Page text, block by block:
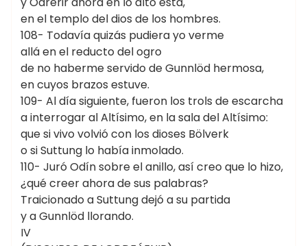
en el templo del dios de los hombres.
108- Todavía quizás pudiera yo verme
allá en el reducto del ogro
de no haberme servido de Gunnlöd hermosa,
en cuyos brazos estuve.
109- Al día siguiente, fueron los trols de escarcha
a interrogar al Altísimo, en la sala del Altísimo:
que si vivo volvió con los dioses Bölverk
o si Suttung lo había inmolado.
110- Juró Odín sobre el anillo, así creo que lo hizo,
¿qué creer ahora de sus palabras?
Traicionado a Suttung dejó a su partida
y a Gunnlöd llorando.
IV